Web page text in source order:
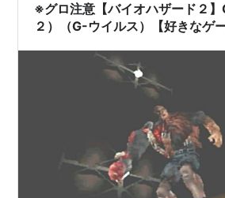
※グロ注意【バイオハザード２
２）（G-ウイルス）【好きなゲー